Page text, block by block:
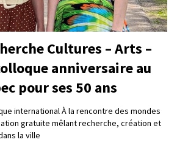
Cultures – Arts –
anniversaire au
pour ses 50 ans
international À la rencontre des mondes
gratuite mêlant recherche, création et
la ville